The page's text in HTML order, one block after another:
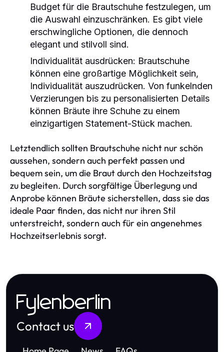
Budget für die Brautschuhe festzulegen, um
die Auswahl einzuschränken. Es gibt viele
erschwingliche Optionen, die dennoch
elegant und stilvoll sind.
Individualität ausdrücken: Brautschuhe
können eine großartige Möglichkeit sein,
Individualität auszudrücken. Von funkelnden
Verzierungen bis zu personalisierten Details
können Bräute ihre Schuhe zu einem
einzigartigen Statement-Stück machen.
Letztendlich sollten Brautschuhe nicht nur schön
aussehen, sondern auch perfekt passen und
bequem sein, um die Braut durch den Hochzeitstag
zu begleiten. Durch sorgfältige Überlegung und
Anprobe können Bräute sicherstellen, dass sie das
ideale Paar finden, das nicht nur ihren Stil
unterstreicht, sondern auch für ein angenehmes
Hochzeitserlebnis sorgt.
Fylenberlin
Contact us